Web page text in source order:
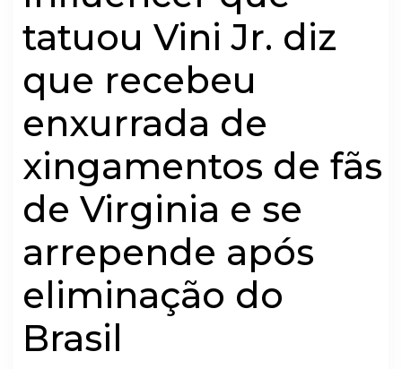
tatuou Vini Jr. diz
que recebeu
enxurrada de
xingamentos de fãs
de Virginia e se
arrepende após
eliminação do
Brasil